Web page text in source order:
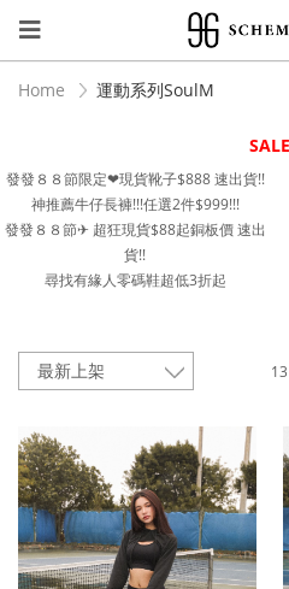
Home 運動系列SoulM
SALE
發發８８節限定❤︎現貨靴子$888 速出貨!!
神推薦牛仔長褲!!!任選2件$999!!!
發發８８節✈︎ 超狂現貨$88起銅板價 速出
貨!!
尋找有緣人零碼鞋超低3折起